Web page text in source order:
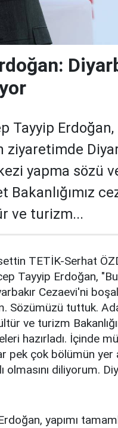
Tayyip
ziyaretimde
yapma sözü
ve turizm...
TETİK-Serhat
Tayyip Erdoğan,
Cezaevi'ni
tuttuk.
ve turizm
hazırladı. İçinde
pek çok bölümün yer
olmasını diliyorum.
yapımı